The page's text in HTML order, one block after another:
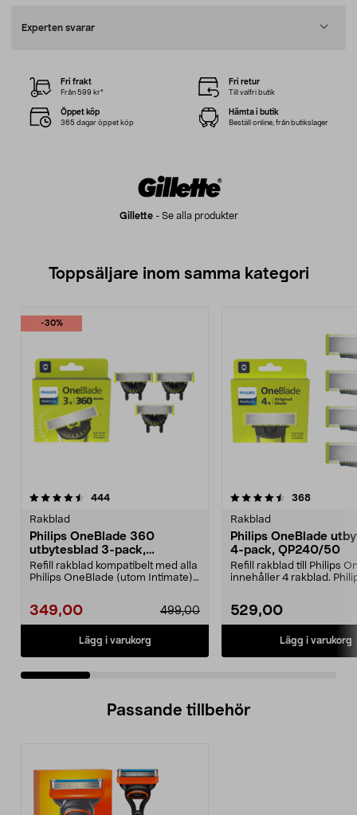
Experten svarar
Gillette- Se alla produkter
Fri frakt
Från 599 kr*
Fri retur
Till valfri butik
Öppet köp
365 dagar öppet köp
Hämta i butik
Beställ online, från butikslager
Toppsäljare inom samma kategori
-30%
444recensioner
Rakblad
Philips OneBlade 360
utbytesblad 3-pack,
QP430/50
Refill rakblad kompatibelt med alla
Philips OneBlade (utom Intimate).
349,00 499,00
Lägg i varukorg
4.5 av 5 stjärnor 368
Rakblad
Philips OneBlade
4-pack, QP240/50
Refill rakblad till Philips
innehåller 4 rakblad.
529,00
Lägg i varukorg
3.5 av 5 stjärnor
Passande tillbehör